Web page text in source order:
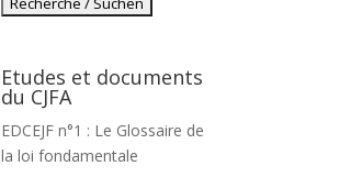
Etudes et documents
du CJFA
EDCEJF n°1 : Le Glossaire de
la loi fondamentale